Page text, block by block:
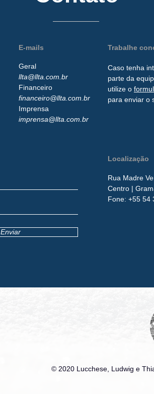
E-mails
Geral
llta@llta.com.br
Financeiro
financeiro@llta.com.br
Imprensa
imprensa@llta.com.br
Trabalhe
Caso tenha
parte da
utilize o
para enviar o
Enviar
Localização
Rua Madre
Centro |
​Fone: +55 54
© 2020 Lucchese, Ludwig e